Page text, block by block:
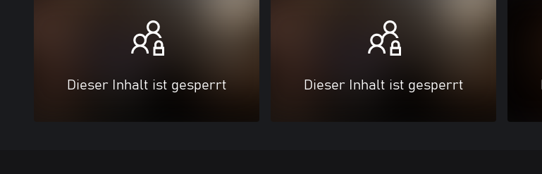
Dieser Inhalt ist gesperrt Dieser Inhalt ist gesperrt